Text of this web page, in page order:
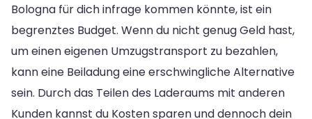
Bologna für dich infrage kommen könnte, ist ein
begrenztes Budget. Wenn du nicht genug Geld hast,
um einen eigenen Umzugstransport zu bezahlen,
kann eine Beiladung eine erschwingliche Alternative
sein. Durch das Teilen des Laderaums mit anderen
Kunden kannst du Kosten sparen und dennoch dein